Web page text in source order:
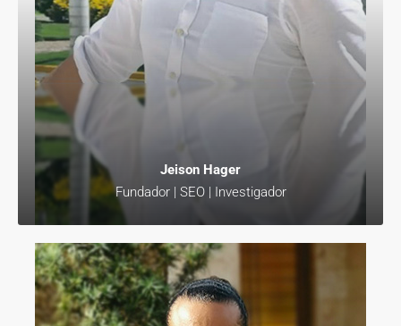
Jeison Hager
Fundador | SEO | Investigador